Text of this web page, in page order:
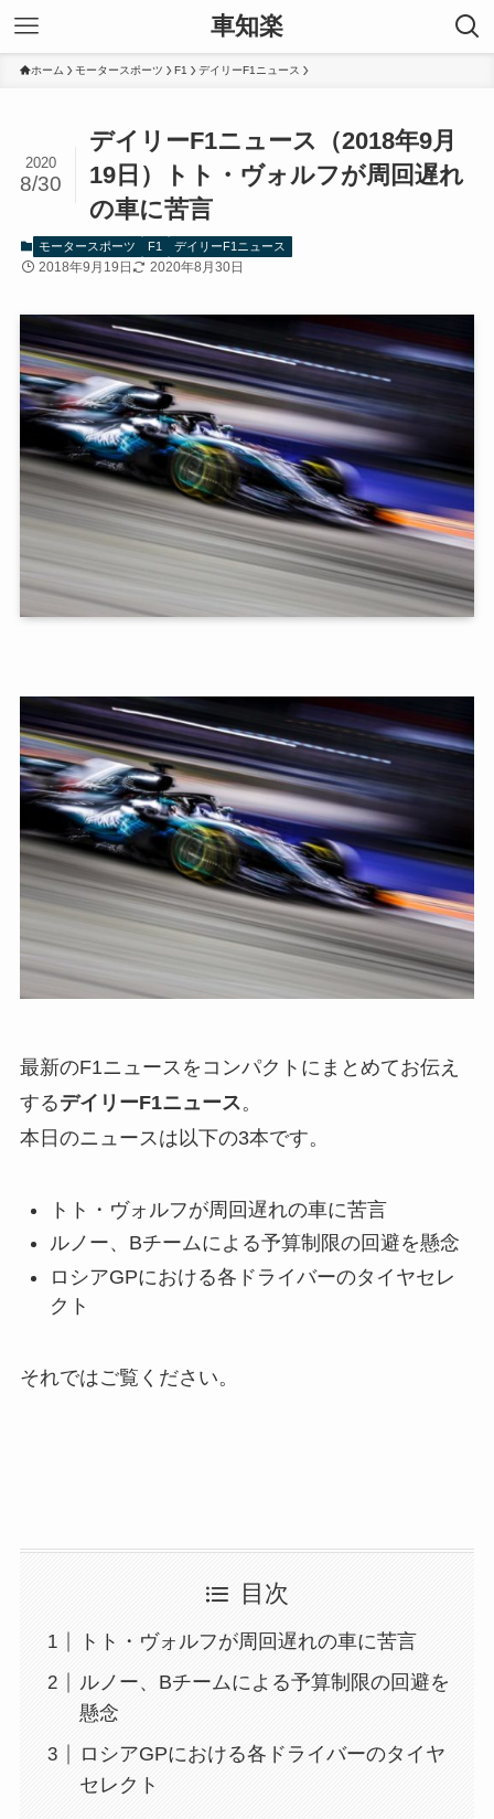
車知楽
ホーム モータースポーツ F1 デイリーF1ニュース
デイリーF1ニュース（2018年9月
19日）トト・ヴォルフが周回遅れ
の車に苦言
2020
8/30
モータースポーツ F1 デイリーF1ニュース
2018年9月19日 2020年8月30日
最新のF1ニュースをコンパクトにまとめてお伝え
するデイリーF1ニュース。
本日のニュースは以下の3本です。
トト・ヴォルフが周回遅れの車に苦言
ルノー、Bチームによる予算制限の回避を懸念
ロシアGPにおける各ドライバーのタイヤセレ
クト
それではご覧ください。
目次
トト・ヴォルフが周回遅れの車に苦言
ルノー、Bチームによる予算制限の回避を
懸念
ロシアGPにおける各ドライバーのタイヤ
セレクト